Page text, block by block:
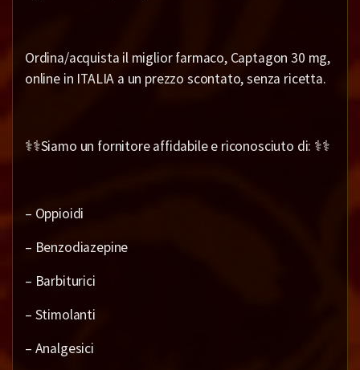
Ordina/acquista il miglior farmaco, Captagon 30 mg,
online in ITALIA a un prezzo scontato, senza ricetta.
⚕️⚕️Siamo un fornitore affidabile e riconosciuto di: ⚕️⚕️
– Oppioidi
– Benzodiazepine
– Barbiturici
– Stimolanti
– Analgesici